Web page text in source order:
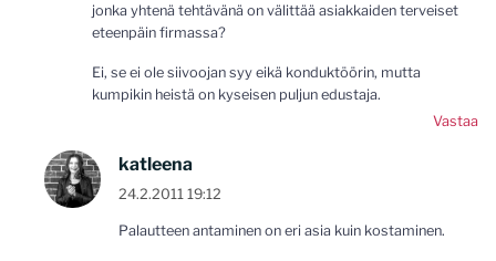
jonka yhtenä tehtävänä on välittää asiakkaiden terveiset
eteenpäin firmassa?
Ei, se ei ole siivoojan syy eikä konduktöörin, mutta
kumpikin heistä on kyseisen puljun edustaja.
Vastaa
katleena
24.2.2011 19:12
Palautteen antaminen on eri asia kuin kostaminen.